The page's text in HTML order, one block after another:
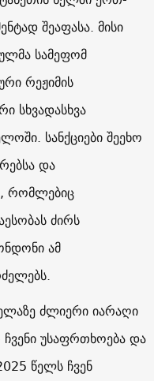
შეაფასა. მისი
სამეფომ
რეჟიმის
სხვადასხვა
სანქციები შეეხო
და
რომლებიც
ძირს
ამ
ძლიერი იარაღი
უსაფრთხოება და
წელს ჩვენ